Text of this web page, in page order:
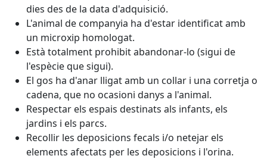
dies des de la data d'adquisició.
L'animal de companyia ha d'estar identificat amb
un microxip homologat.
Està totalment prohibit abandonar-lo (sigui de
l'espècie que sigui).
El gos ha d'anar lligat amb un collar i una corretja o
cadena, que no ocasioni danys a l'animal.
Respectar els espais destinats als infants, els
jardins i els parcs.
Recollir les deposicions fecals i/o netejar els
elements afectats per les deposicions i l'orina.